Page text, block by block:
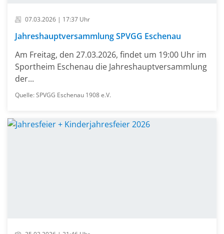
07.03.2026 | 17:37 Uhr
Jahreshauptversammlung SPVGG Eschenau
Am Freitag, den 27.03.2026, findet um 19:00 Uhr im
Sportheim Eschenau die Jahreshauptversammlung
der...
Quelle: SPVGG Eschenau 1908 e.V.